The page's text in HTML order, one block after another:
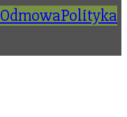
OdmowaPolityka